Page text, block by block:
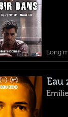
Long
Eau